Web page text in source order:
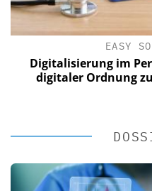
EASY
Digitalisierung im
digitaler Ordnung